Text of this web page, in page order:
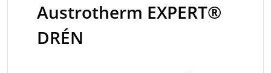
Austrotherm EXPERT®
DRÉN